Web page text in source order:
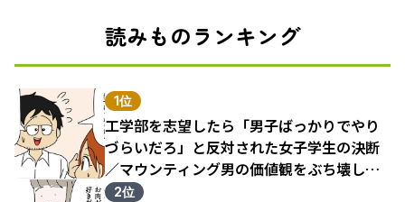
読みものランキング
1位
工学部を志望したら「男子ばっかりでやり
づらいだろ」と反対された女子学生の決断
／マウンティング男の価値観をぶち壊した
結果（1）
2位